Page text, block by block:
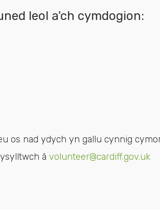
leol a'ch cymdogion:
os nad ydych yn gallu cynnig
â volunteer@cardiff.gov.uk